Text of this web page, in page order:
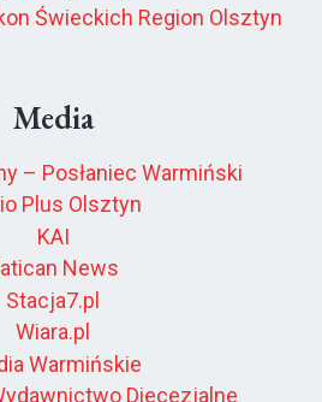
Świeckich Region Olsztyn
Media
– Posłaniec Warmiński
Plus Olsztyn
KAI
News
Stacja7.pl
Wiara.pl
Warmińskie
Diecezjalne